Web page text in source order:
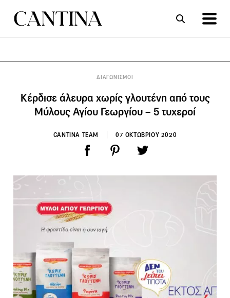
ΔΙΑΓΩΝΙΣΜΟΙ
Κέρδισε άλευρα χωρίς γλουτένη από τους
Μύλους Αγίου Γεωργίου – 5 τυχεροί
CANTINA TEAM 07 ΟΚΤΩΒΡΙΟΥ 2020